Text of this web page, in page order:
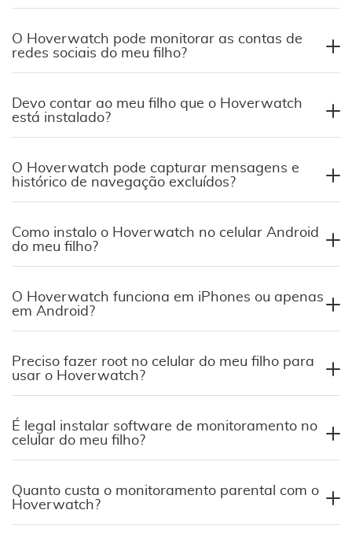
O Hoverwatch pode monitorar as contas de
redes sociais do meu filho?
Devo contar ao meu filho que o Hoverwatch
está instalado?
O Hoverwatch pode capturar mensagens e
histórico de navegação excluídos?
Como instalo o Hoverwatch no celular Android
do meu filho?
O Hoverwatch funciona em iPhones ou apenas
em Android?
Preciso fazer root no celular do meu filho para
usar o Hoverwatch?
É legal instalar software de monitoramento no
celular do meu filho?
Quanto custa o monitoramento parental com o
Hoverwatch?